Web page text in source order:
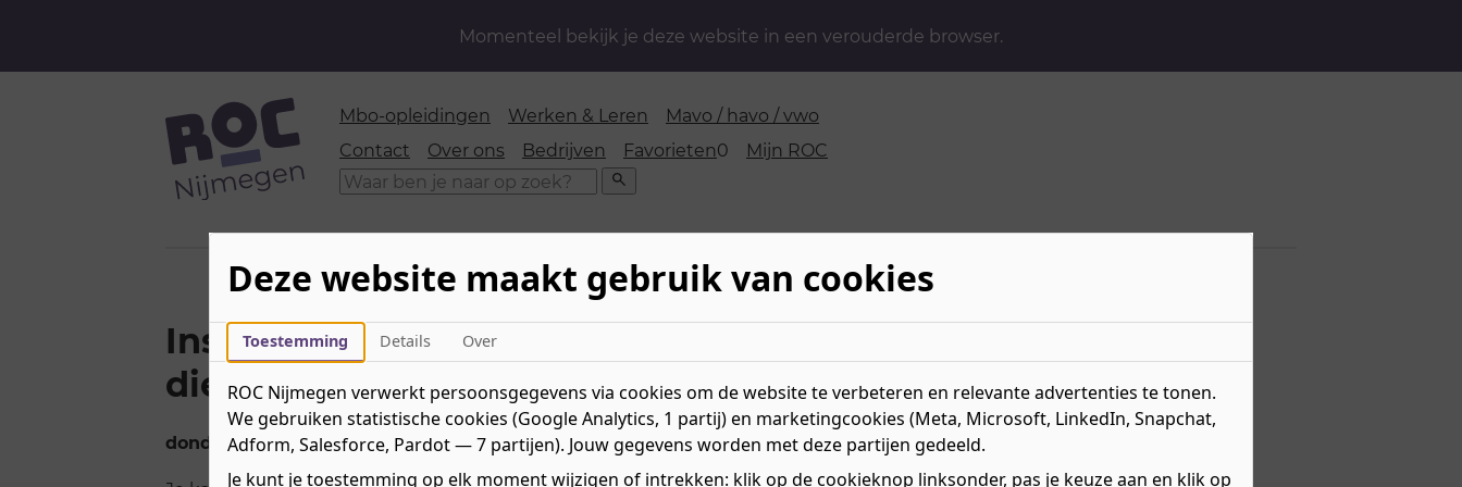
Momenteel bekijk je deze website in een verouderde browser.
Mbo-opleidingen Werken & Leren
Mavo / havo / vwo
Contact
Over ons Bedrijven Favorieten0 favorieten
Mijn ROC
Zoeken
Zoeken
Inschrijven meeloopdag Leidinggevende facilitaire
dienstverlening
donderdag 15 mei 2025
Deze website maakt gebruik van cookies
Toestemming Details Over
ROC Nijmegen verwerkt persoonsgegevens via cookies om de website te verbeteren en relevante advertenties te tonen.
We gebruiken statistische cookies (Google Analytics, 1 partij) en marketingcookies (Meta, Microsoft, LinkedIn, Snapchat,
Adform, Salesforce, Pardot — 7 partijen). Jouw gegevens worden met deze partijen gedeeld.
Je kunt je toestemming op elk moment wijzigen of intrekken: klik op de cookieknop linksonder, pas je keuze aan en klik op